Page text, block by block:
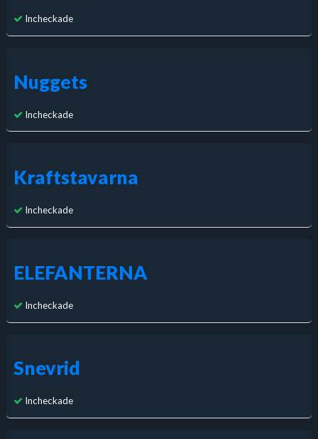
Incheckade
Nuggets
Incheckade
Kraftstavarna
Incheckade
ELEFANTERNA
Incheckade
Snevrid
Incheckade